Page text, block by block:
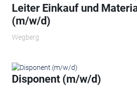
Leiter Einkauf und
(m/w/d)
Wegberg
Disponent (m/w/d)